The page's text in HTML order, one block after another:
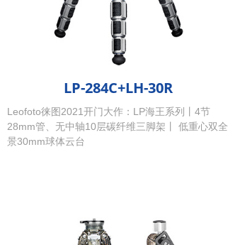
LP-284C+LH-30R
Leofoto徕图2021开门大作：LP海王系列丨4节
28mm管、无中轴10层碳纤维三脚架丨 低重心双全
景30mm球体云台